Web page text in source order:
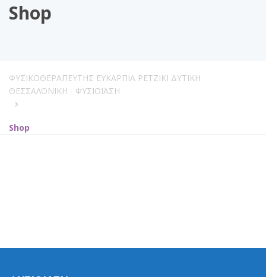
Shop
ΦΥΣΙΚΟΘΕΡΑΠΕΥΤΗΣ ΕΥΚΑΡΠΙΑ ΡΕΤΖΙΚΙ ΔΥΤΙΚΗ
ΘΕΣΣΑΛΟΝΙΚΗ - ΦΥΣΙΟΪΑΣΗ
Shop